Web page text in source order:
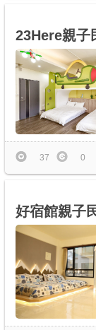
23Here親子
37 0
好宿館親子